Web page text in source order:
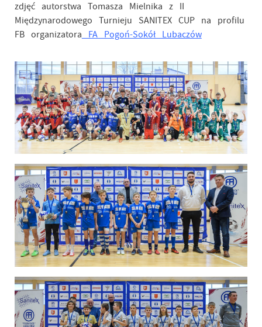
zdjęć autorstwa Tomasza Mielnika z II
Międzynarodowego Turnieju SANITEX CUP na profilu
FB organizatora FA Pogoń-Sokół Lubaczów